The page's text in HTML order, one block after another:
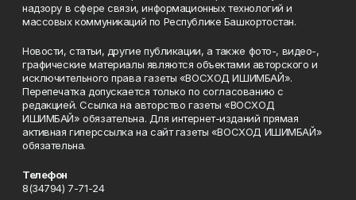
надзору в сфере связи, информационных технологий и
массовых коммуникаций по Республике Башкортостан.
Новости, статьи, другие публикации, а также фото-, видео-,
графические материалы являются объектами авторского и
исключительного права газеты «ВОСХОД ИШИМБАЙ».
Перепечатка допускается только по согласованию с
редакцией. Ссылка на авторство газеты «ВОСХОД
ИШИМБАЙ» обязательна. Для интернет-изданий прямая
активная гиперссылка на сайт газеты «ВОСХОД ИШИМБАЙ»
обязательна.
Телефон
8(34794) 7-71-24